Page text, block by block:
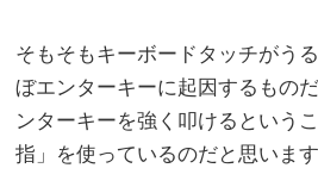
そもそもキーボードタッチがう
ぼエンターキーに起因するもの
ンターキーを強く叩けるという
指」を使っているのだと思います